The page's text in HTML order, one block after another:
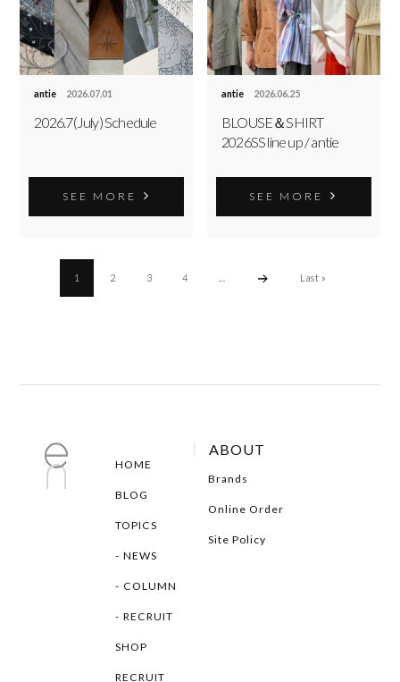
antie 2026.07.01
2026.7(July) Schedule
SEE MORE
antie 2026.06.25
BLOUSE＆SHIRT
2026SS line up / antie
SEE MORE
1 2 3 4 Last »
HOME
BLOG
TOPICS
NEWS
COLUMN
RECRUIT
SHOP
RECRUIT
ABOUT
Brands
Online Order
Site Policy